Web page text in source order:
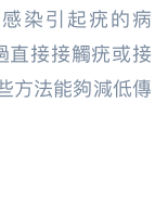
染引起疣的病
直接接觸疣或接
方法能夠減低傳